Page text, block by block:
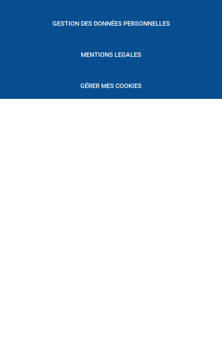
GESTION DES DONNÉES PERSONNELLES
MENTIONS LEGALES
GÉRER MES COOKIES